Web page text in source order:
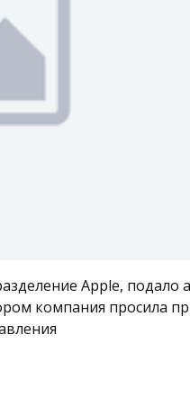
Apple,
компания просила